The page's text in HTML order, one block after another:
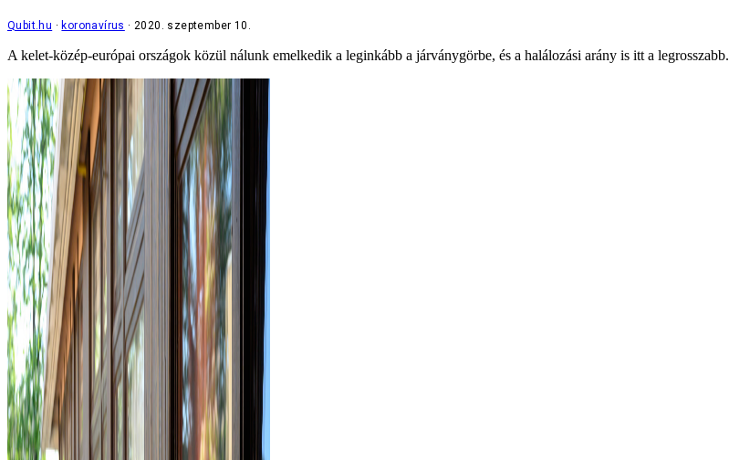
Qubit.hu koronavírus 2020. szeptember 10.
A kelet-közép-európai országok közül nálunk emelkedik a leginkább a járványgörbe, és a halálozási arány is itt a legrosszabb.